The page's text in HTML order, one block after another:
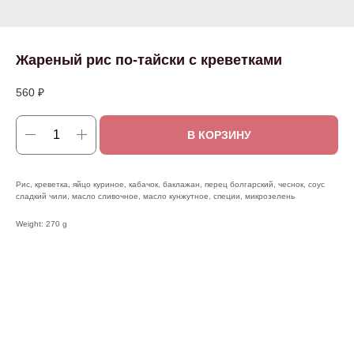
Жареный рис по-тайски с креветками
560 ₽
В КОРЗИНУ
Рис, креветка, яйцо куриное, кабачок, баклажан, перец болгарский, чеснок, соус
сладкий чили, масло сливочное, масло кунжутное, специи, микрозелень
Weight: 270 g